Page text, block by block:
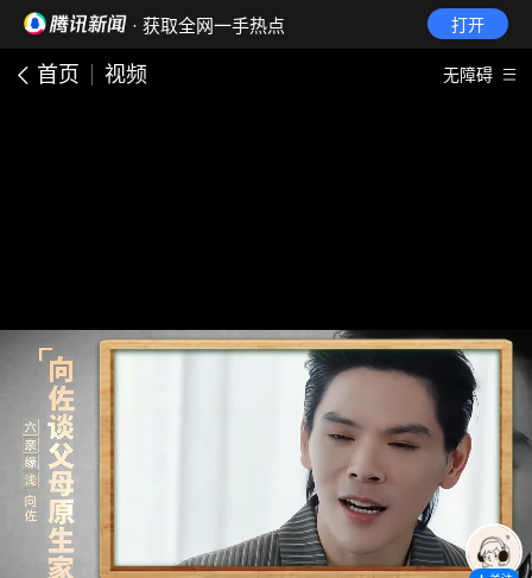
· 获取全网一手热点 打开
首页 视频 无障碍